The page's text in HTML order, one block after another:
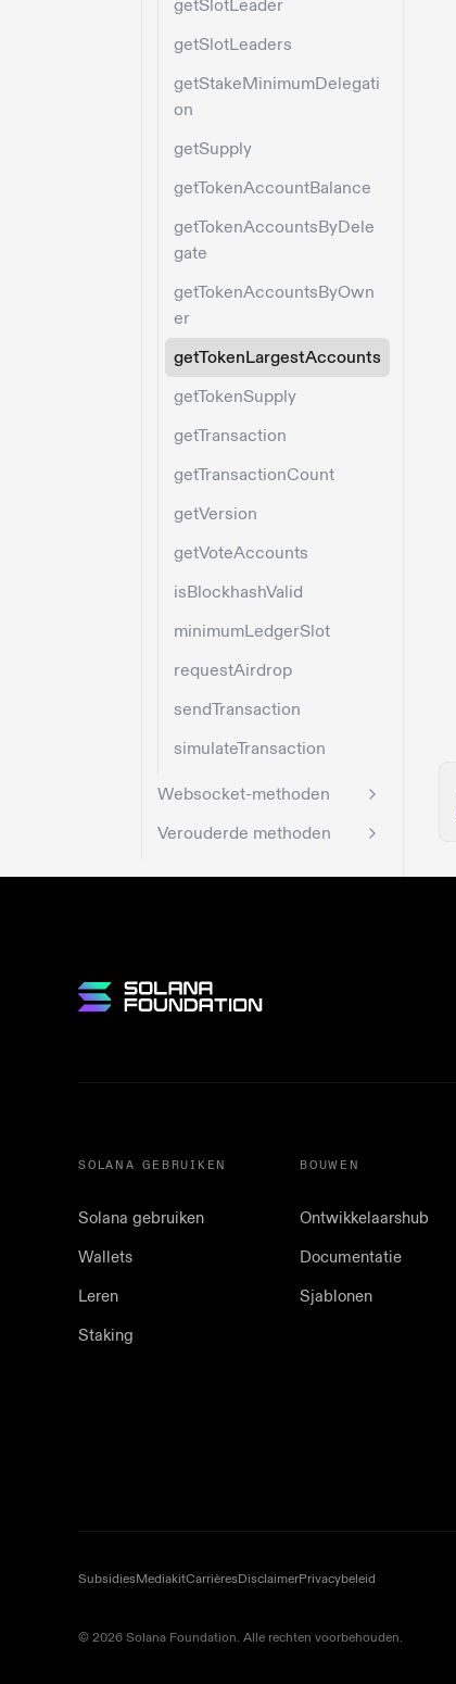
getSlotLeader
getSlotLeaders
getStakeMinimumDelegati
on
getSupply
getTokenAccountBalance
getTokenAccountsByDele
gate
getTokenAccountsByOwn
er
getTokenLargestAccounts
getTokenSupply
getTransaction
getTransactionCount
getVersion
getVoteAccounts
isBlockhashValid
minimumLedgerSlot
requestAirdrop
sendTransaction
simulateTransaction
Websocket-methoden
Verouderde methoden
SOLANA GEBRUIKEN
Solana gebruiken
Wallets
Leren
Staking
BOUWEN
Ontwikkelaarshub
Documentatie
Sjablonen
SubsidiesMediakitCarrièresDisclaimerPrivacybeleid
© 2026 Solana Foundation. Alle rechten voorbehouden.